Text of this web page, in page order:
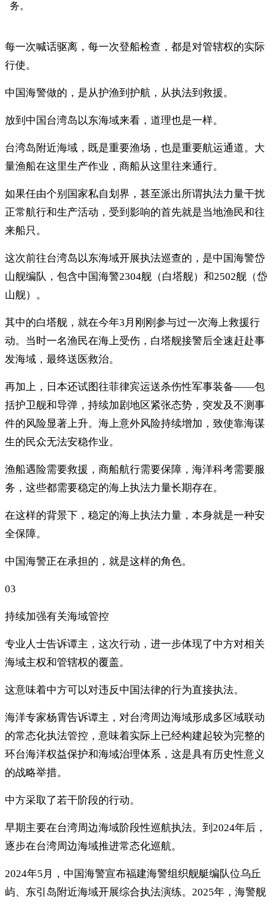
务。
每一次喊话驱离，每一次登船检查，都是对管辖权的实际
行使。
中国海警做的，是从护渔到护航，从执法到救援。
放到中国台湾岛以东海域来看，道理也是一样。
台湾岛附近海域，既是重要渔场，也是重要航运通道。大
量渔船在这里生产作业，商船从这里往来通行。
如果任由个别国家私自划界，甚至派出所谓执法力量干扰
正常航行和生产活动，受到影响的首先就是当地渔民和往
来船只。
这次前往台湾岛以东海域开展执法巡查的，是中国海警岱
山舰编队，包含中国海警2304舰（白塔舰）和2502舰（岱
山舰）。
其中的白塔舰，就在今年3月刚刚参与过一次海上救援行
动。当时一名渔民在海上受伤，白塔舰接警后全速赶赴事
发海域，最终送医救治。
再加上，日本还试图往菲律宾运送杀伤性军事装备——包
括护卫舰和导弹，持续加剧地区紧张态势，突发及不测事
件的风险显著上升。海上意外风险持续增加，致使靠海谋
生的民众无法安稳作业。
渔船遇险需要救援，商船航行需要保障，海洋科考需要服
务，这些都需要稳定的海上执法力量长期存在。
在这样的背景下，稳定的海上执法力量，本身就是一种安
全保障。
中国海警正在承担的，就是这样的角色。
03
持续加强有关海域管控
专业人士告诉谭主，这次行动，进一步体现了中方对相关
海域主权和管辖权的覆盖。
这意味着中方可以对违反中国法律的行为直接执法。
海洋专家杨霄告诉谭主，对台湾周边海域形成多区域联动
的常态化执法管控，意味着实际上已经构建起较为完整的
环台海洋权益保护和海域治理体系，这是具有历史性意义
的战略举措。
中方采取了若干阶段的行动。
早期主要在台湾周边海域阶段性巡航执法。到2024年后，
逐步在台湾周边海域推进常态化巡航。
2024年5月，中国海警宣布福建海警组织舰艇编队位乌丘
屿、东引岛附近海域开展综合执法演练。2025年，海警舰